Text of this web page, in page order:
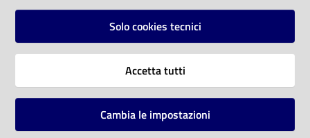
Vai alla pagina
Mappa del sito
Solo cookies tecnici
Accetta tutti
Cambia le impostazioni